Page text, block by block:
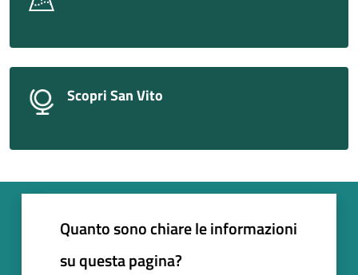
Scopri San Vito
Quanto sono chiare le informazioni
su questa pagina?